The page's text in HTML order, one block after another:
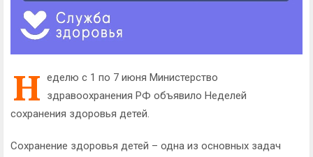
Н еделю с 1 по 7 июня Министерство
здравоохранения РФ объявило Неделей
сохранения здоровья детей.
Сохранение здоровья детей – одна из основных задач